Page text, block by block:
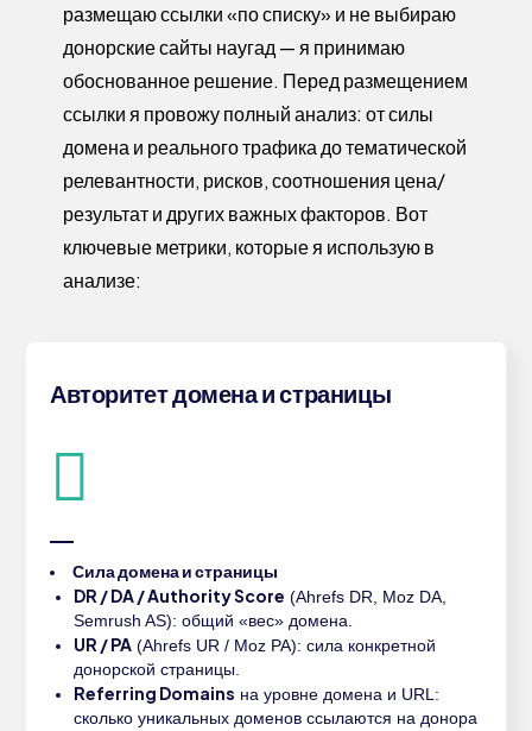
размещаю ссылки «по списку» и не выбираю
донорские сайты наугад — я принимаю
обоснованное решение. Перед размещением
ссылки я провожу полный анализ: от силы
домена и реального трафика до тематической
релевантности, рисков, соотношения цена/
результат и других важных факторов. Вот
ключевые метрики, которые я использую в
анализе:
Авторитет домена и страницы
Сила домена и страницы
DR / DA / Authority Score (Ahrefs DR, Moz DA,
Semrush AS): общий «вес» домена.
UR / PA (Ahrefs UR / Moz PA): сила конкретной
донорской страницы.
Referring Domains на уровне домена и URL:
сколько уникальных доменов ссылаются на донора